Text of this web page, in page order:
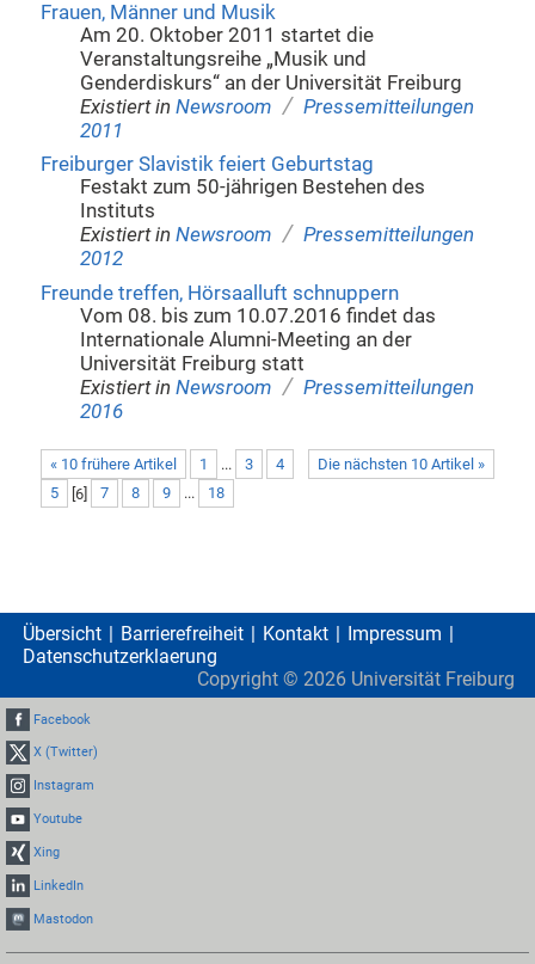
Frauen, Männer und Musik
Am 20. Oktober 2011 startet die
Veranstaltungsreihe „Musik und
Genderdiskurs“ an der Universität Freiburg
Existiert in Newsroom / Pressemitteilungen
2011
Freiburger Slavistik feiert Geburtstag
Festakt zum 50-jährigen Bestehen des
Instituts
Existiert in Newsroom / Pressemitteilungen
2012
Freunde treffen, Hörsaalluft schnuppern
Vom 08. bis zum 10.07.2016 findet das
Internationale Alumni-Meeting an der
Universität Freiburg statt
Existiert in Newsroom / Pressemitteilungen
2016
« 10 frühere Artikel Die nächsten 10 Artikel »
1 ... 3
4
5
[6] 7 8 9 ... 18
Übersicht Barrierefreiheit Kontakt
Impressum
Datenschutzerklaerung
Copyright © 2026 Universität Freiburg
Facebook
X (Twitter)
Instagram
Youtube
Xing
LinkedIn
Mastodon